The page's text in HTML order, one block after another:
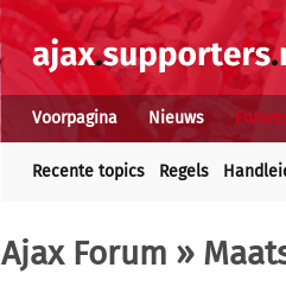
Voorpagina Nieuws
Recente topics Regels
Ajax Forum »